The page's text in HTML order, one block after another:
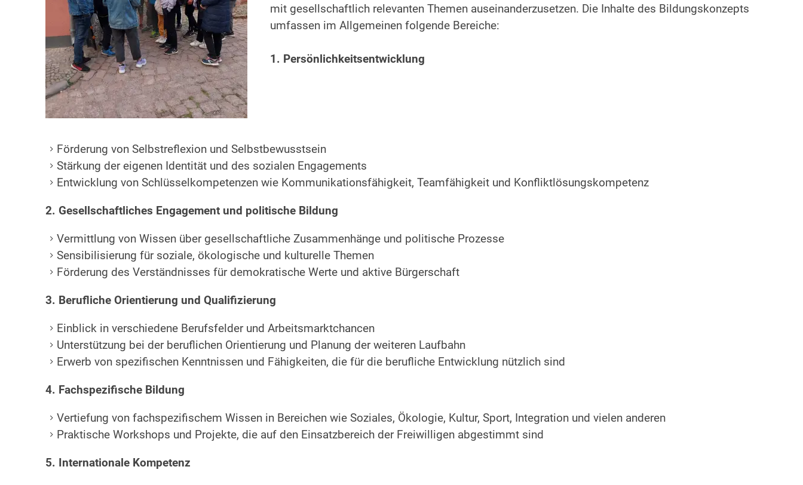
mit gesellschaftlich relevanten Themen auseinanderzusetzen. Die Inhalte des Bildungskonzepts
umfassen im Allgemeinen folgende Bereiche:
1. Persönlichkeitsentwicklung
Förderung von Selbstreflexion und Selbstbewusstsein
Stärkung der eigenen Identität und des sozialen Engagements
Entwicklung von Schlüsselkompetenzen wie Kommunikationsfähigkeit, Teamfähigkeit und Konfliktlösungskompetenz
2. Gesellschaftliches Engagement und politische Bildung
Vermittlung von Wissen über gesellschaftliche Zusammenhänge und politische Prozesse
Sensibilisierung für soziale, ökologische und kulturelle Themen
Förderung des Verständnisses für demokratische Werte und aktive Bürgerschaft
3. Berufliche Orientierung und Qualifizierung
Einblick in verschiedene Berufsfelder und Arbeitsmarktchancen
Unterstützung bei der beruflichen Orientierung und Planung der weiteren Laufbahn
Erwerb von spezifischen Kenntnissen und Fähigkeiten, die für die berufliche Entwicklung nützlich sind
4. Fachspezifische Bildung
Vertiefung von fachspezifischem Wissen in Bereichen wie Soziales, Ökologie, Kultur, Sport, Integration und vielen anderen
Praktische Workshops und Projekte, die auf den Einsatzbereich der Freiwilligen abgestimmt sind
5. Internationale Kompetenz